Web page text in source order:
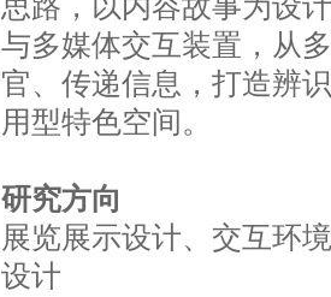
与多媒体交互装置，从
官、传递信息，打造辨
用型特色空间。
研究方向
展览展示设计、交互环
设计